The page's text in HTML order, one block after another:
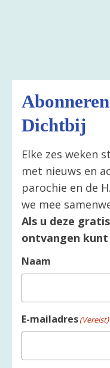
Dichtbij
Elke zes weken
met nieuws en
parochie en de
we mee
Als u deze
ontvangen
Naam
E-mailadres(Vereist)